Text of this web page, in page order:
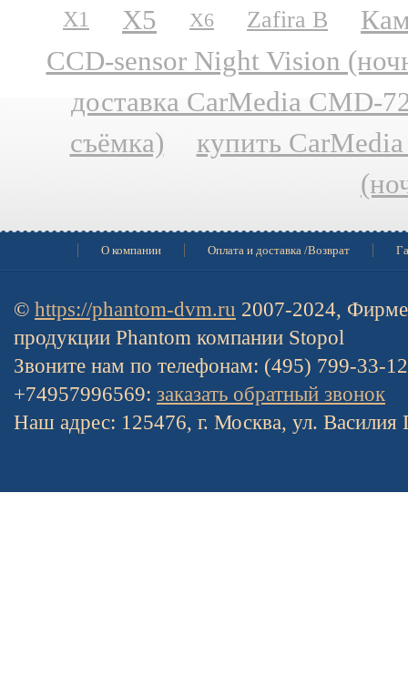
X1 X5 X6 Zafira B
CCD-sensor Night Vision
доставка CarMedia CMD-
съёмка)
купить
О компании Оплата и доставка /Возврат
© https://phantom-dvm.ru 2007-2024,
продукции Phantom компании Stopol
Звоните нам по телефонам: (495) 799-33-
+74957996569: заказать обратный звонок
Наш адрес: 125476, г. Москва, ул. Василия